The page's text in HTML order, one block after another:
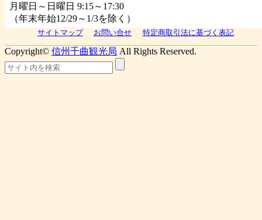
月曜日～日曜日 9:15～17:30
（年末年始12/29～1/3を除く）
サイトマップ お問い合せ 特定商取引法に基づく表記
Copyright© 信州千曲観光局 All Rights Reserved.